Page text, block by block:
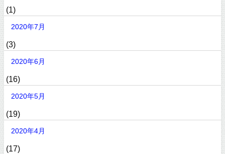
(1)
2020年7月
(3)
2020年6月
(16)
2020年5月
(19)
2020年4月
(17)